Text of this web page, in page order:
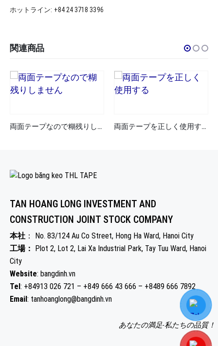
ホットライン: +84 24 3718 3396
関連商品
両面テープなので糊残りしません 両面テープを正しく使用する
TAN HOANG LONG INVESTMENT AND
CONSTRUCTION JOINT STOCK COMPANY
本社 ： No. 83/124 Au Co Street, Hong Ha Ward, Hanoi City
工場： Plot 2, Lot 2, Lai Xa Industrial Park, Tay Tuu Ward, Hanoi
City
Website: bangdinh.vn
Tel: +84913 026 721 – +849 666 43 666 – +8489 666 7892
Email: tanhoanglong@bangdinh.vn
あなたの満足-私たちの品質！